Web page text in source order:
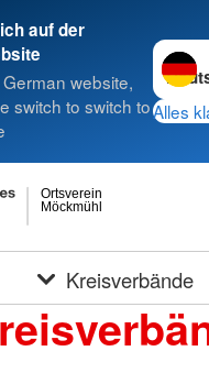
auf der
website,
switch to switch toAlles
Möckmühl
Ortsverein
Kreisverbände